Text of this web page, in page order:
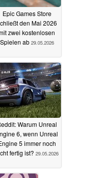
Epic Games Store
den Mai 2026
zwei kostenlosen
Spielen ab 29.05.2026
Warum Unreal
6, wenn Unreal
5 immer noch
fertig ist? 29.05.2026